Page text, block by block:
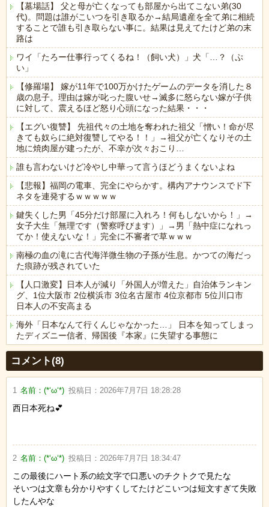
【墓場話】 父と母が亡くなっても部屋から出てこない弟(30
代)。問題は誰がこいつを引き取るか→結局遺産を全て弟に相続
することで誰も引き取らない事に。結果は見えてたけど弟の末
路は
ワイ「たろー仕事行ってくるね！（飼い犬）」犬「…？（ぷ
い」
【修羅場】 嫁が11年で100万かけたゲームのデータを消した８
歳の息子。理由は嫁が叱った腹いせ→滅多に怒らない嫁が子供
に対して、震えるほど怒り心頭になった結果・・・
【エグい復讐】 先祖代々の土地を奪われた祖父「憎い！命が尽
きても奴らに絶対復讐してやる！！」→祖父が亡くなりその土
地に焼肉屋が建ったが、不幸が次々おこり…
誰も言わないけど冷やし中華って言うほどうまくないよね
【悲報】福岡の電車、完全にやらかす。構内アナウンスでド下
ネタを連発するｗｗｗｗｗ
鍵失くした男「45分だけ部屋に入れろ！何もしないから！」→
女子大生「無理です（警察呼びます）」→男「熱中症になれっ
てか！使えないな！」完全に不審者で草ｗｗｗ
南極の血の滝に古代海洋微生物の子孫が生息。かつての海だっ
た痕跡が残されていた
【人口激変】日本人が減り「外国人が増えた」自治体ランキン
グ、1位大阪市 2位横浜市 3位名古屋市 4位京都市 5位川口市
日本人の不安高まる
海外「日本なんて行くんじゃなかった…」 日本を知ってしまっ
たディズニー信者、帰国後『本家』に失望する事態に
Powered by livedoor 相互RSS
コメント(8)
1 名前：(*‘ω‘*) 投稿日： 2026年7月7日 18:28:28
西日本死ね💕
2 名前：(*‘ω‘*) 投稿日： 2026年7月7日 18:34:47
この最後にハート系の絵文字で口悪いのチクトクで見たな
そいつは文章も分かりやすくしてたけどこいつは短文すぎて失敗
したんやな